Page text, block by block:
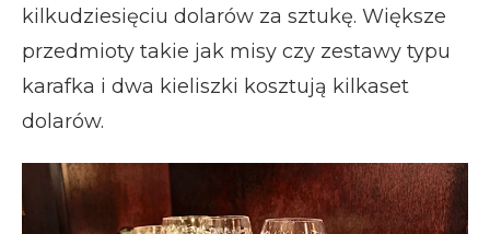
kilkudziesięciu dolarów za sztukę. Większe
przedmioty takie jak misy czy zestawy typu
karafka i dwa kieliszki kosztują kilkaset
dolarów.